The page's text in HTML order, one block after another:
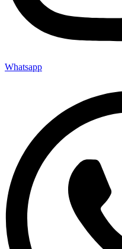
Whatsapp